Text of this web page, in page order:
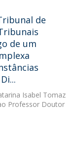
de
de um
Isabel Tomaz
Professor Doutor